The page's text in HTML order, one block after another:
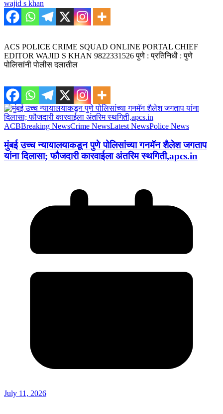
wajid s khan
ACS POLICE CRIME SQUAD ONLINE PORTAL CHIEF
EDITOR WAJID S KHAN 9822331526 पुणे : प्रतिनिधी : पुणे
पोलिसांनी पोलीस दलातील
ACBBreaking NewsCrime NewsLatest NewsPolice News
मुंबई उच्च न्यायालयाकडून पुणे पोलिसांच्या गनमॅन शैलेश जगताप
यांना दिलासा; फौजदारी कारवाईला अंतरिम स्थगिती,apcs.in
July 11, 2026